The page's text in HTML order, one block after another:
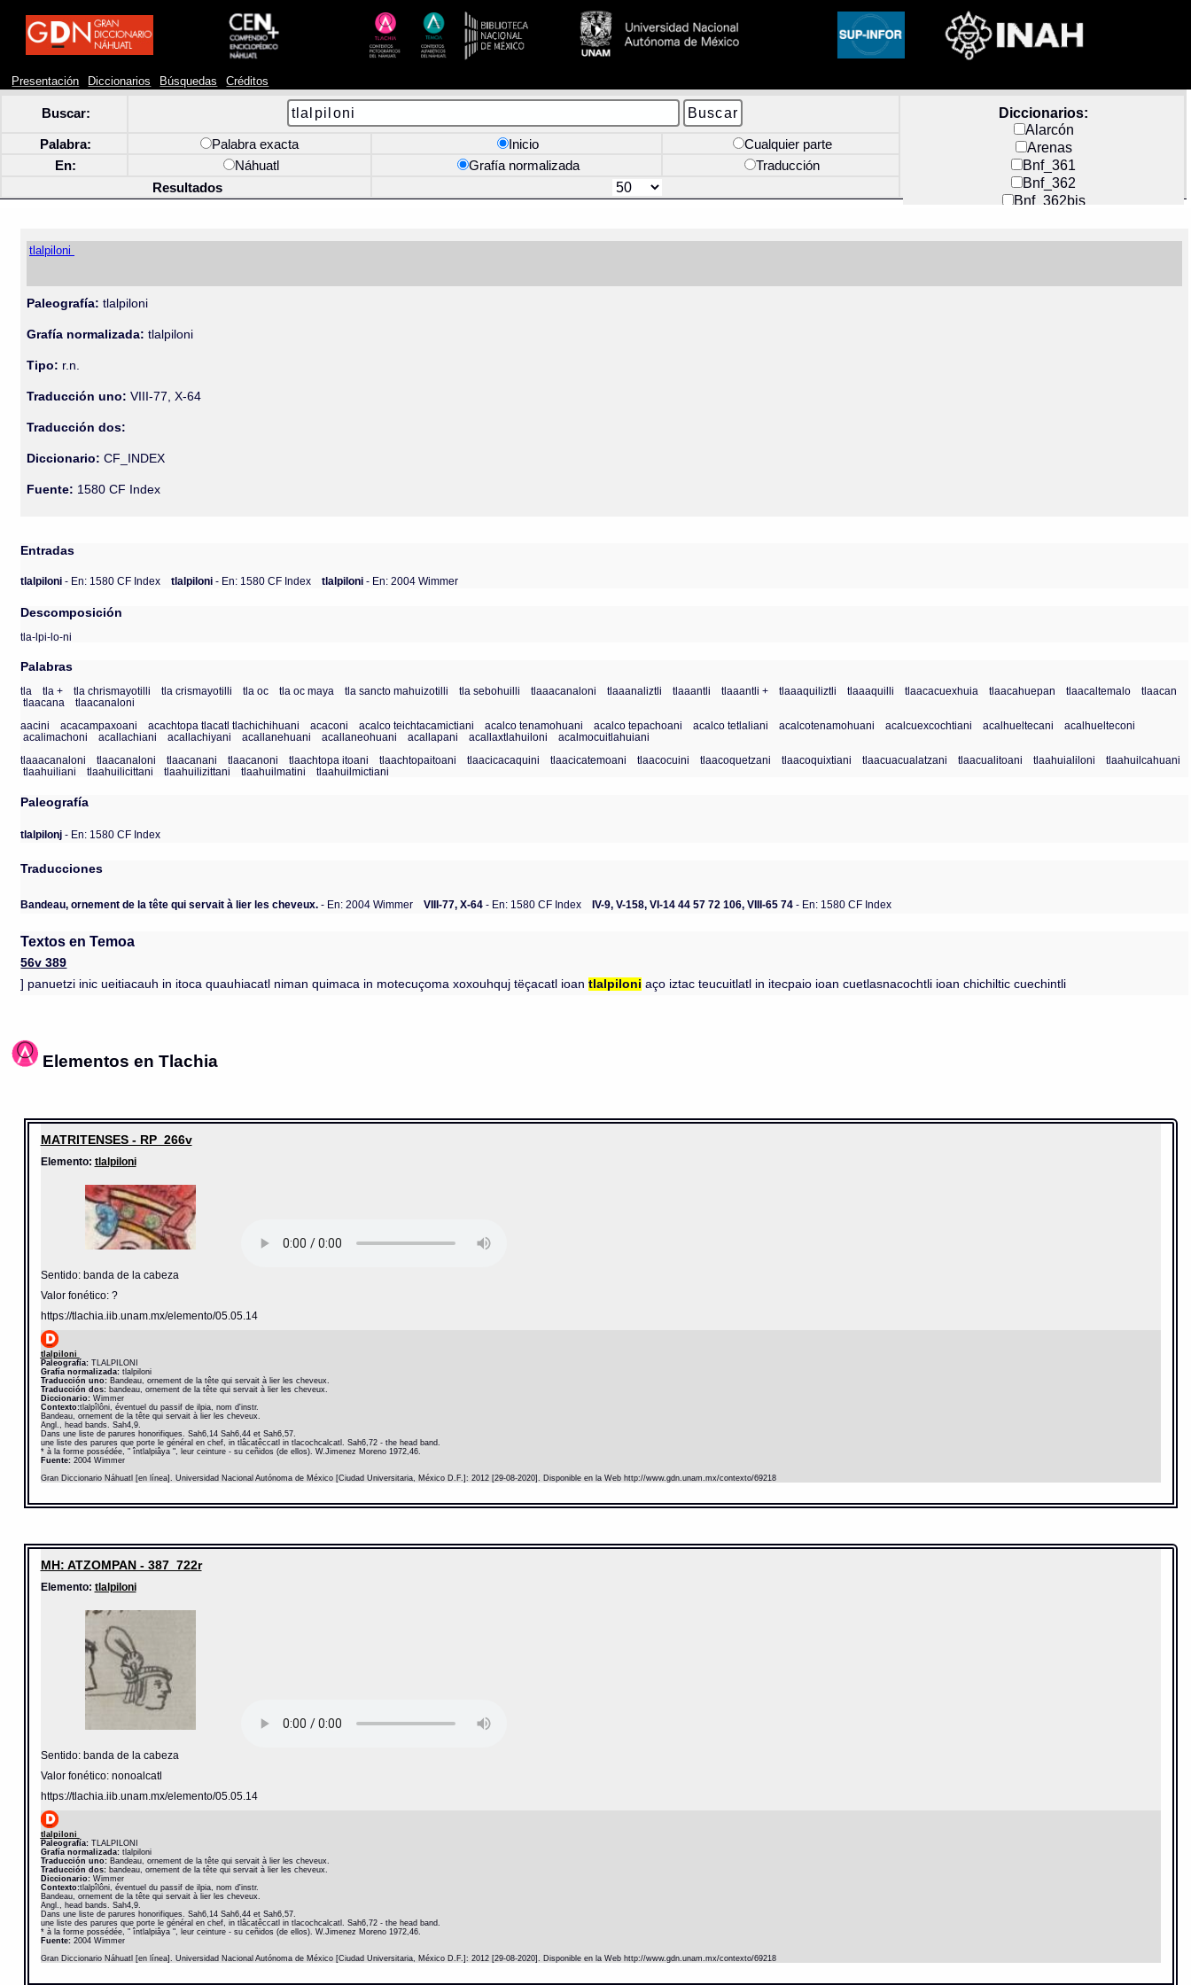
Presentación Diccionarios Búsquedas Créditos
Buscar:
Diccionarios:
Alarcón
Arenas
Bnf_361
Bnf_362
Bnf_362bis
Docs_México
Palabra: Palabra exacta Inicio
Cualquier parte
En:
Náhuatl Grafía normalizada
Traducción
Resultados
tlalpiloni
Paleografía: tlalpiloni
Grafía normalizada: tlalpiloni
Tipo: r.n.
Traducción uno: VIII-77, X-64
Traducción dos:
Diccionario:CF_INDEX
Fuente: 1580 CF Index
Entradas
tlalpiloni- En: 1580 CF Index tlalpiloni- En: 1580 CF Index tlalpiloni- En: 2004 Wimmer
Descomposición
tla-lpi-lo-ni
Palabras
tla tla + tla chrismayotilli tla crismayotilli tla oc tla oc maya tla sancto mahuizotilli tla sebohuilli tlaaacanaloni tlaaanaliztli tlaaantli tlaaantli + tlaaaquiliztli tlaaaquilli tlaacacuexhuia tlaacahuepan tlaacaltemalo
tlaacan
tlaacana
tlaacanaloni
aacini
acacampaxoani acachtopa tlacatl tlachichihuani acaconi acalco teichtacamictiani acalco tenamohuani acalco tepachoani acalco tetlaliani acalcotenamohuani acalcuexcochtiani acalhueltecani
acalhuelteconi
acalimachoni
acallachiani acallachiyani acallanehuani acallaneohuani acallapani acallaxtlahuiloni
acalmocuitlahuiani
tlaaacanaloni
tlaacanaloni tlaacanani tlaacanoni tlaachtopa itoani tlaachtopaitoani tlaacicacaquini tlaacicatemoani tlaacocuini tlaacoquetzani tlaacoquixtiani tlaacuacualatzani tlaacualitoani tlaahuialiloni
tlaahuilcahuani
tlaahuiliani
tlaahuilicittani tlaahuilizittani tlaahuilmatini tlaahuilmictiani
Paleografía
tlalpilonj - En: 1580 CF Index
Traducciones
Bandeau, ornement de la tête qui servait à lier les cheveux. - En: 2004 Wimmer VIII-77, X-64 - En: 1580 CF Index IV-9, V-158, VI-14 44 57 72 106, VIII-65 74 - En: 1580 CF Index
Textos en Temoa
56v 389
] panuetzi inic ueitiacauh in itoca quauhiacatl niman quimaca in motecuçoma xoxouhquj tëçacatl ioantlalpiloni aço iztac teucuitlatl in itecpaio ioan cuetlasnacochtli ioan chichiltic cuechintli
Elementos en Tlachia
MATRITENSES - RP_266v
Elemento: tlalpiloni
Sentido: banda de la cabeza
Valor fonético: ?
https://tlachia.iib.unam.mx/elemento/05.05.14
tlalpiloni
Paleografía:TLALPILONI
Grafía normalizada:tlalpiloni
Traducción uno:Bandeau, ornement de la tête qui servait à lier les cheveux.
Traducción dos:bandeau, ornement de la tête qui servait à lier les cheveux.
Diccionario: Wimmer
Contexto:tlalpîlôni, éventuel du passif de ilpia, nom d'instr.
Bandeau, ornement de la tête qui servait à lier les cheveux.
Angl., head bands. Sah4,9.
Dans une liste de parures honorifiques. Sah6,14 Sah6,44 et Sah6,57.
une liste des parures que porte le général en chef, in tlâcatêccatl in tlacochcalcatl. Sah6,72 - the head band.
* à la forme possédée, " întlalpiâya ", leur ceinture - su ceñidos (de ellos). W.Jimenez Moreno 1972,46.
Fuente:2004 Wimmer
Gran Diccionario Náhuatl [en línea]. Universidad Nacional Autónoma de México [Ciudad Universitaria, México D.F.]: 2012 [29-08-2020]. Disponible en la Web http://www.gdn.unam.mx/contexto/69218
MH: ATZOMPAN - 387_722r
Elemento: tlalpiloni
Sentido: banda de la cabeza
Valor fonético: nonoalcatl
https://tlachia.iib.unam.mx/elemento/05.05.14
tlalpiloni
Paleografía:TLALPILONI
Grafía normalizada:tlalpiloni
Traducción uno:Bandeau, ornement de la tête qui servait à lier les cheveux.
Traducción dos:bandeau, ornement de la tête qui servait à lier les cheveux.
Diccionario: Wimmer
Contexto:tlalpîlôni, éventuel du passif de ilpia, nom d'instr.
Bandeau, ornement de la tête qui servait à lier les cheveux.
Angl., head bands. Sah4,9.
Dans une liste de parures honorifiques. Sah6,14 Sah6,44 et Sah6,57.
une liste des parures que porte le général en chef, in tlâcatêccatl in tlacochcalcatl. Sah6,72 - the head band.
* à la forme possédée, " întlalpiâya ", leur ceinture - su ceñidos (de ellos). W.Jimenez Moreno 1972,46.
Fuente:2004 Wimmer
Gran Diccionario Náhuatl [en línea]. Universidad Nacional Autónoma de México [Ciudad Universitaria, México D.F.]: 2012 [29-08-2020]. Disponible en la Web http://www.gdn.unam.mx/contexto/69218